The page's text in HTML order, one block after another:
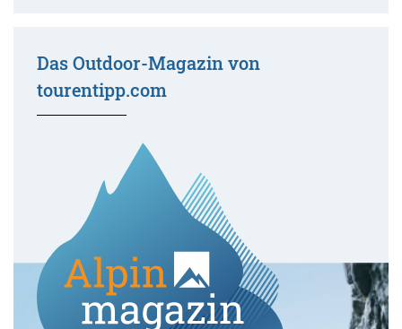
Das Outdoor-Magazin von
tourentipp.com